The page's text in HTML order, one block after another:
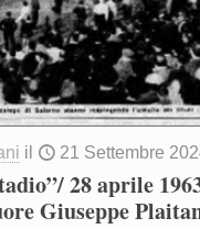
il 21 Settembre
28 aprile
Giuseppe